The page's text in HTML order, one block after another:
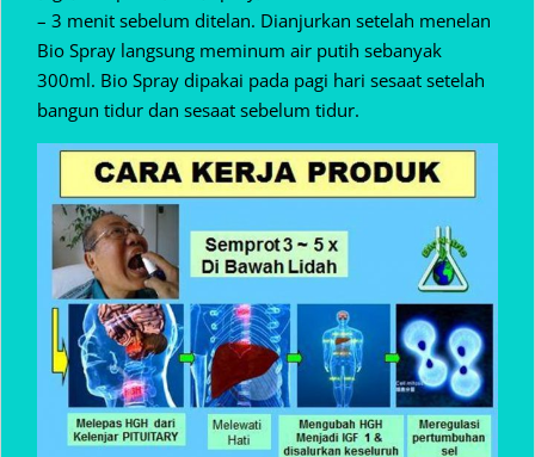
– 3 menit sebelum ditelan. Dianjurkan setelah menelan
Bio Spray langsung meminum air putih sebanyak
300ml. Bio Spray dipakai pada pagi hari sesaat setelah
bangun tidur dan sesaat sebelum tidur.